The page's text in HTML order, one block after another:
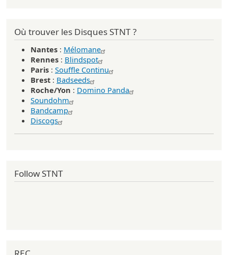
Où trouver les Disques STNT ?
Nantes : Mélomane
Rennes : Blindspot
Paris : Souffle Continu
Brest : Badseeds
Roche/Yon : Domino Panda
Soundohm
Bandcamp
Discogs
Follow STNT